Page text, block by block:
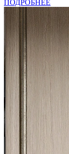
ПОДРОБНЕЕ